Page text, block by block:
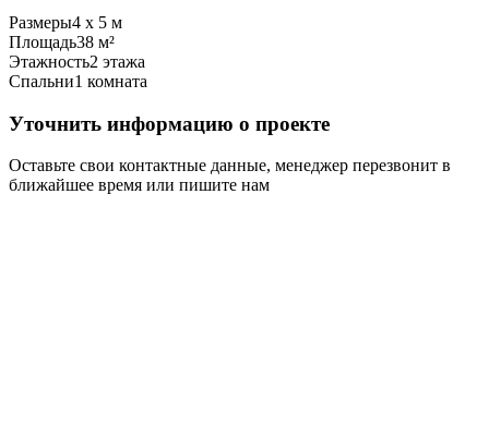
Размеры4 х 5 м
Площадь38 м²
Этажность2 этажа
Спальни1 комната
Уточнить информацию о проекте
Оставьте свои контактные данные, менеджер перезвонит в
ближайшее время или пишите нам